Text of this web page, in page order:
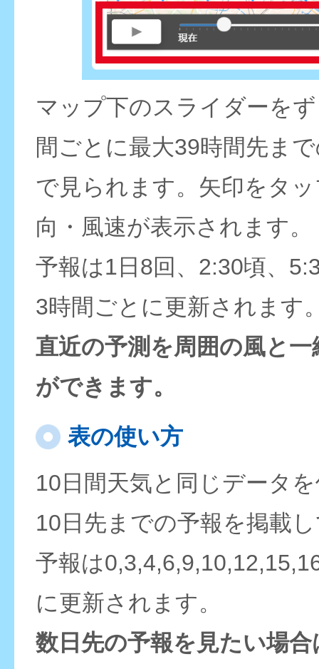
マップ下のスライダーを
間ごとに最大39時間先ま
で見られます。矢印をタ
向・風速が表示されます。
予報は1日8回、2:30頃、
3時間ごとに更新されます
直近の予測を周囲の風と
ができます。
表の使い方
10日間天気と同じデータ
10日先までの予報を掲載
予報は
に更新されます。
数日先の予報を見たい場